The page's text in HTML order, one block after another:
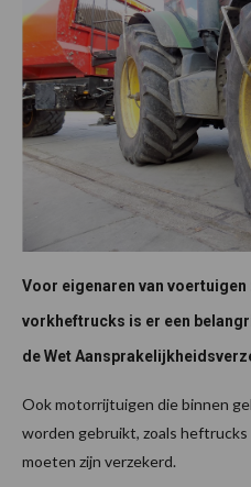
Voor eigenaren van
vorkheftrucks is er een
de Wet
Ook motorrijtuigen die binnen
worden gebruikt, zoals
moeten zijn verzekerd.